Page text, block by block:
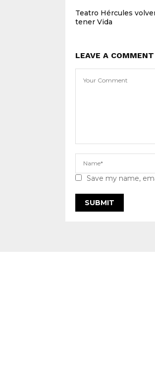
Teatro Hércules
tener Vida
LEAVE A COMMENT
Save my name,